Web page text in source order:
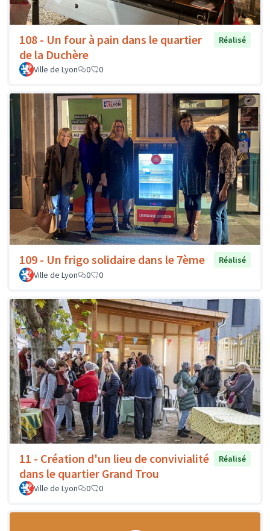
108 - Un four à pain dans le quartier
de la Duchère
Réalisé
Ville de Lyon 0 0
109 - Un frigo solidaire dans le 7ème
Réalisé
Ville de Lyon
0 0
11 - Création d'un lieu de convivialité
dans le quartier Grand Trou
Réalisé
Ville de Lyon 0 0